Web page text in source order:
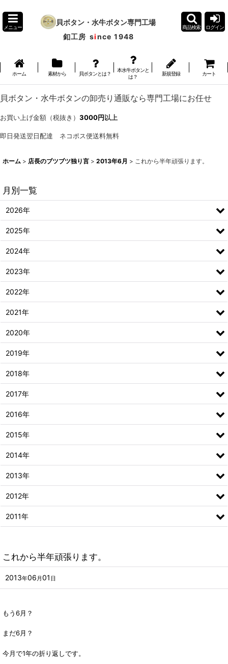
メニュー
貝ボタン・水牛ボタン専門工場
釦工房 since 1948
商品検索 ログイン
ホーム 素材から 貝ボタンとは？
本水牛ボタンと
は？
新規登録 カート
貝ボタン・水牛ボタンの卸売り通販なら専門工場にお任せ
お買い上げ金額（税抜き） 3000円以上
即日発送翌日配達 ネコポス便送料無料
ホーム > 店長のブツブツ独り言 > 2013年6月 > これから半年頑張ります。
これから半年頑張ります。
2013年06 月 01 日
もう6月？
まだ6月？
今月で1年の折り返しです。
月別一覧
2026年
2025年
2024年
2023年
2022年
2021年
2020年
2019年
2018年
2017年
2016年
2015年
2014年
2013年
2012年
2011年